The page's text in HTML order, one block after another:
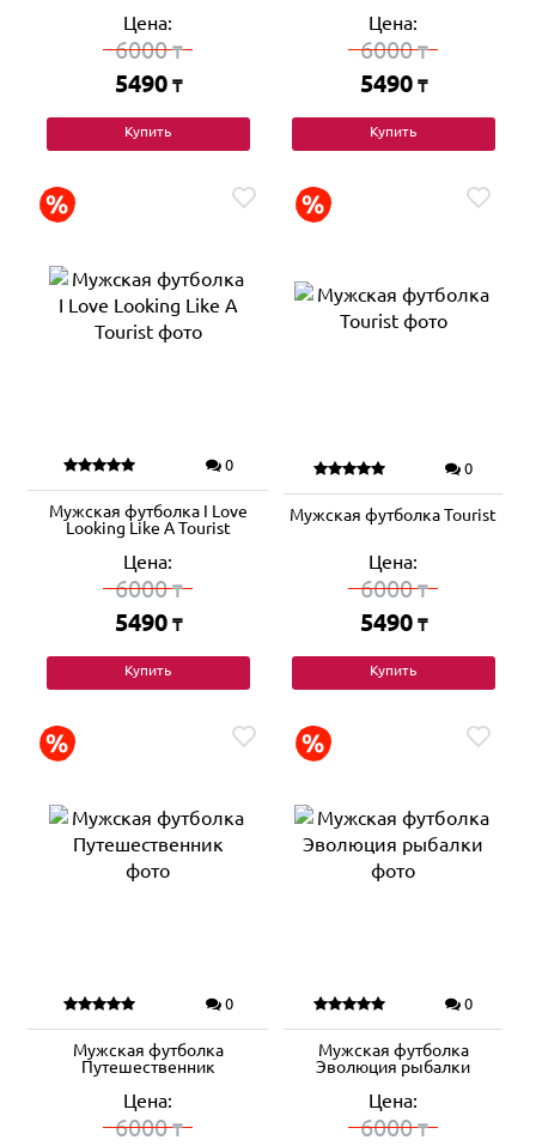
Цена:
6000₸
5490 ₸
Купить
Цена:
6000₸
5490 ₸
Купить
0
Мужская футболка I Love
Looking Like A Tourist
Цена:
6000₸
5490 ₸
Купить
0
Мужская футболка Tourist
Цена:
6000₸
5490 ₸
Купить
0
Мужская футболка
Путешественник
Цена:
6000₸
0
Мужская футболка
Эволюция рыбалки
Цена:
6000₸